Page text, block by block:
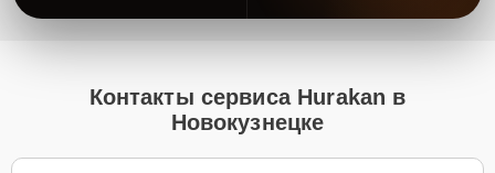
Контакты сервиса Hurakan в
Новокузнецке